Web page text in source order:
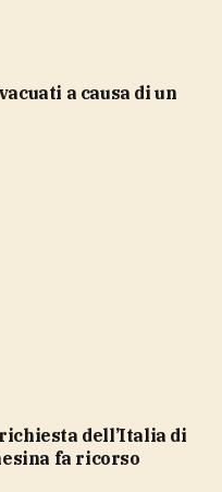
fa ricorso